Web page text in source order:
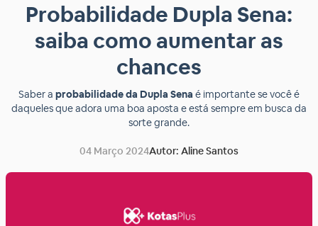
Probabilidade Dupla Sena:
saiba como aumentar as
chances
Saber a probabilidade da Dupla Sena é importante se você é
daqueles que adora uma boa aposta e está sempre em busca da
sorte grande.
04 Março 2024Autor: Aline Santos